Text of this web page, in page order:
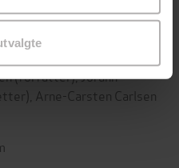
(forfatter),Jorunn
Arne-Carsten Carlsen